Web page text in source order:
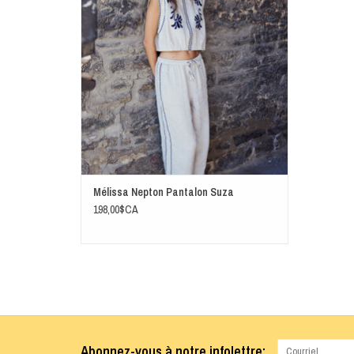
Mélissa Nepton Pantalon Suza
198,00$CA